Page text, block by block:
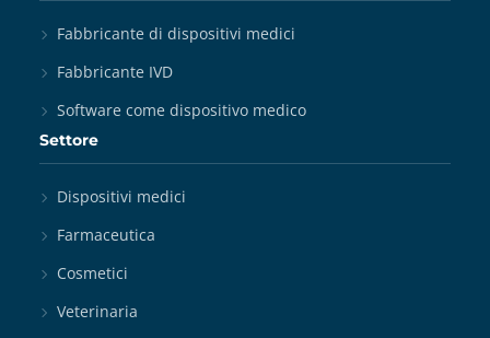
Fabbricante di dispositivi medici
Fabbricante IVD
Software come dispositivo medico
Settore
Dispositivi medici
Farmaceutica
Cosmetici
Veterinaria